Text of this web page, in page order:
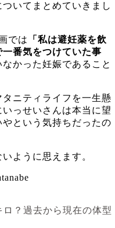
いてまとめていきまし
では
「私は避妊薬を飲
番気をつけていた事
かった妊娠であること
ニティライフを一生懸
っせいさんは本当に望
という気持ちだったの
ように思えます。
？過去から現在の体型